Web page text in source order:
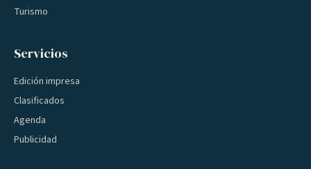
Turismo
Servicios
Edición impresa
Clasificados
Agenda
Publicidad